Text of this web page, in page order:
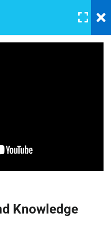
LOGIN
Knowledge